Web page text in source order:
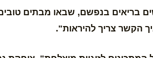
בריאים בנפשם, שבאו מבתים
הקשר צריך להיראות".